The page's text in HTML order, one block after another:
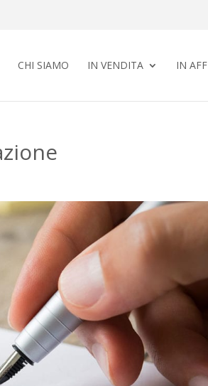
CHI SIAMO IN VENDITA IN